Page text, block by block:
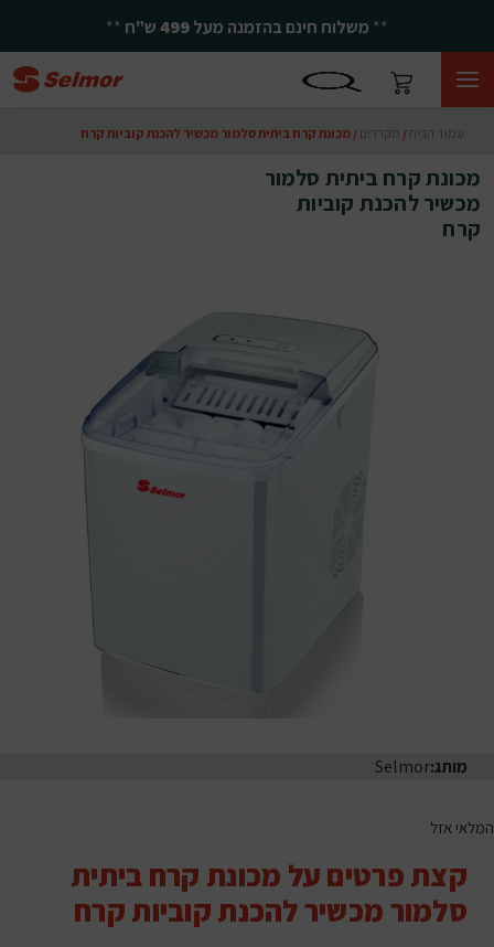
** משלוח חינם בהזמנה מעל499ש"ח **
עמוד הבית / מקררים / מכונת קרח ביתית סלמור מכשיר להכנת קוביות קרח
מותג:Selmor
המלאי אזל
קצת פרטים על מכונת קרח ביתית
סלמור מכשיר להכנת קוביות קרח
מכונת קרח ביתית סלמור
מכשיר להכנת קוביות
קרח